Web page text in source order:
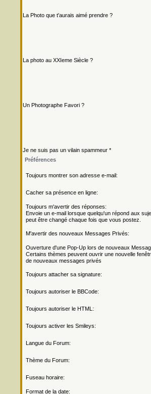
La Photo que t'aurais aimé prendre ?
La photo au XXIeme Siècle ?
Un Photographe Favori ?
Je ne suis pas un vilain spammeur *
Préférences
Toujours montrer son adresse e-mail:
Cacher sa présence en ligne:
Toujours m'avertir des réponses:
Envoie un e-mail lorsque quelqu'un répond aux
peut être changé chaque fois que vous postez.
M'avertir des nouveaux Messages Privés:
Ouverture d'une Pop-Up lors de nouveaux
Certains thèmes peuvent ouvrir une nouvelle
de nouveaux messages privés
Toujours attacher sa signature:
Toujours autoriser le BBCode:
Toujours autoriser le HTML:
Toujours activer les Smileys:
Langue du Forum:
Thème du Forum:
Fuseau horaire:
Format de la date: